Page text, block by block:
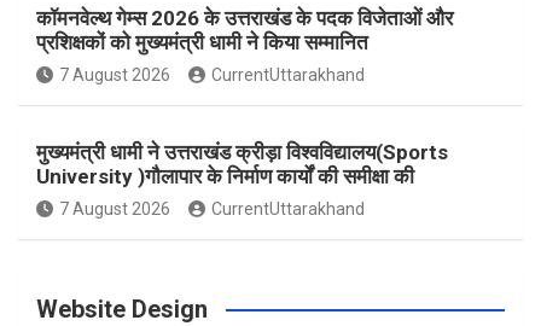
o
k
g
a
r
s
e
कॉमनवेल्थ गेम्स 2026 के उत्तराखंड के पदक विजेताओं और
प्रशिक्षकों को मुख्यमंत्री धामी ने किया सम्मानित
7 August 2026 CurrentUttarakhand
मुख्यमंत्री धामी ने उत्तराखंड क्रीड़ा विश्वविद्यालय(Sports
University )गौलापार के निर्माण कार्यों की समीक्षा की
7 August 2026 CurrentUttarakhand
Website Design